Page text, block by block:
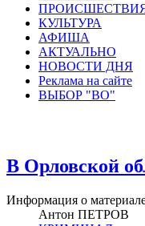
КУЛЬТУРА
АФИША
АКТУАЛЬНО
НОВОСТИ ДНЯ
Реклама на сайте
ВЫБОР "ВО"
В Орловской
Информация о
Антон ПЕТРОВ